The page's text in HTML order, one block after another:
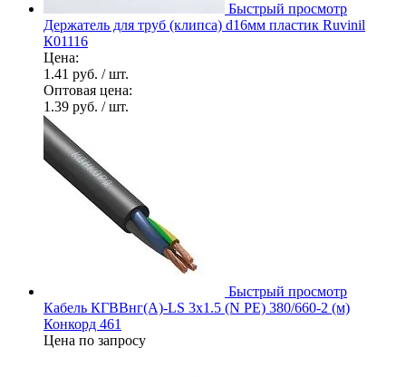
Быстрый просмотр
Держатель для труб (клипса) d16мм пластик Ruvinil
К01116
Цена:
1.41 руб. / шт.
Оптовая цена:
1.39 руб. / шт.
Быстрый просмотр
Кабель КГВВнг(А)-LS 3х1.5 (N PE) 380/660-2 (м)
Конкорд 461
Цена по запросу